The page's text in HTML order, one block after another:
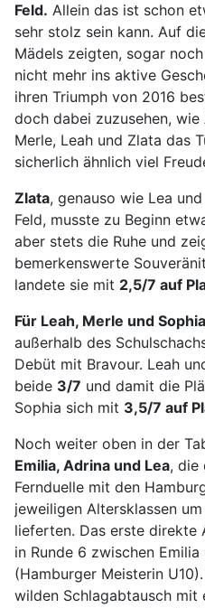
Feld. Allein das ist schon
sehr stolz sein kann. Auf
Mädels zeigten, sogar
nicht mehr ins aktive
ihren Triumph von 2016
doch dabei zuzusehen, wie
Merle, Leah und Zlata das
sicherlich ähnlich viel
Zlata, genauso wie Lea
Feld, musste zu Beginn
aber stets die Ruhe und
bemerkenswerte
landete sie mit 2,5/7 auf
Für Leah, Merle und Sophia
außerhalb des
Debüt mit Bravour. Leah
beide 3/7 und damit die
Sophia sich mit 3,5/7 auf
Noch weiter oben in der
Emilia, Adrina und Lea, die
Fernduelle mit den
jeweiligen Altersklassen
lieferten. Das erste direkte
in Runde 6 zwischen Emilia
(Hamburger Meisterin
wilden Schlagabtausch mit